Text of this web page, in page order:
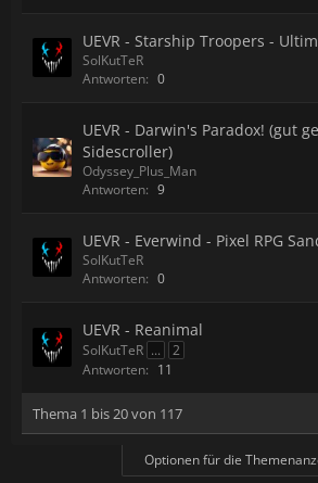
UEVR - Starship Troopers -
SolKutTeR
Antworten: 0
UEVR - Darwin's Paradox! (gut
Sidescroller)
Odyssey_Plus_Man
Antworten: 9
UEVR - Everwind - Pixel RPG
SolKutTeR
Antworten: 0
UEVR - Reanimal
SolKutTeR ...
2
Antworten: 11
Thema 1 bis 20 von 117
Optionen für die